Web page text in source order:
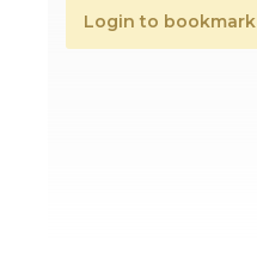
Login to bookmark